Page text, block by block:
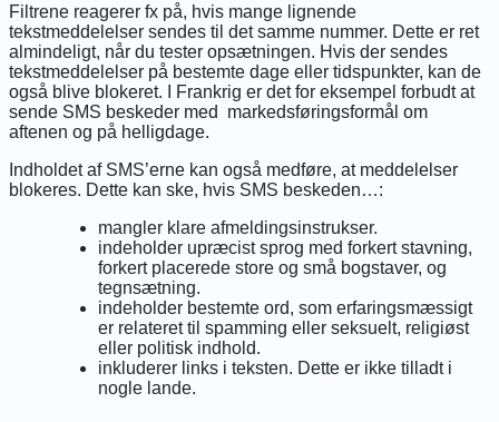
Filtrene reagerer fx på, hvis mange lignende
tekstmeddelelser sendes til det samme nummer. Dette er ret
almindeligt, når du tester opsætningen. Hvis der sendes
tekstmeddelelser på bestemte dage eller tidspunkter, kan de
også blive blokeret. I Frankrig er det for eksempel forbudt at
sende SMS beskeder med markedsføringsformål om
aftenen og på helligdage.
Indholdet af SMS’erne kan også medføre, at meddelelser
blokeres. Dette kan ske, hvis SMS beskeden…:
mangler klare afmeldingsinstrukser.
indeholder upræcist sprog med forkert stavning,
forkert placerede store og små bogstaver, og
tegnsætning.
indeholder bestemte ord, som erfaringsmæssigt
er relateret til spamming eller seksuelt, religiøst
eller politisk indhold.
inkluderer links i teksten. Dette er ikke tilladt i
nogle lande.